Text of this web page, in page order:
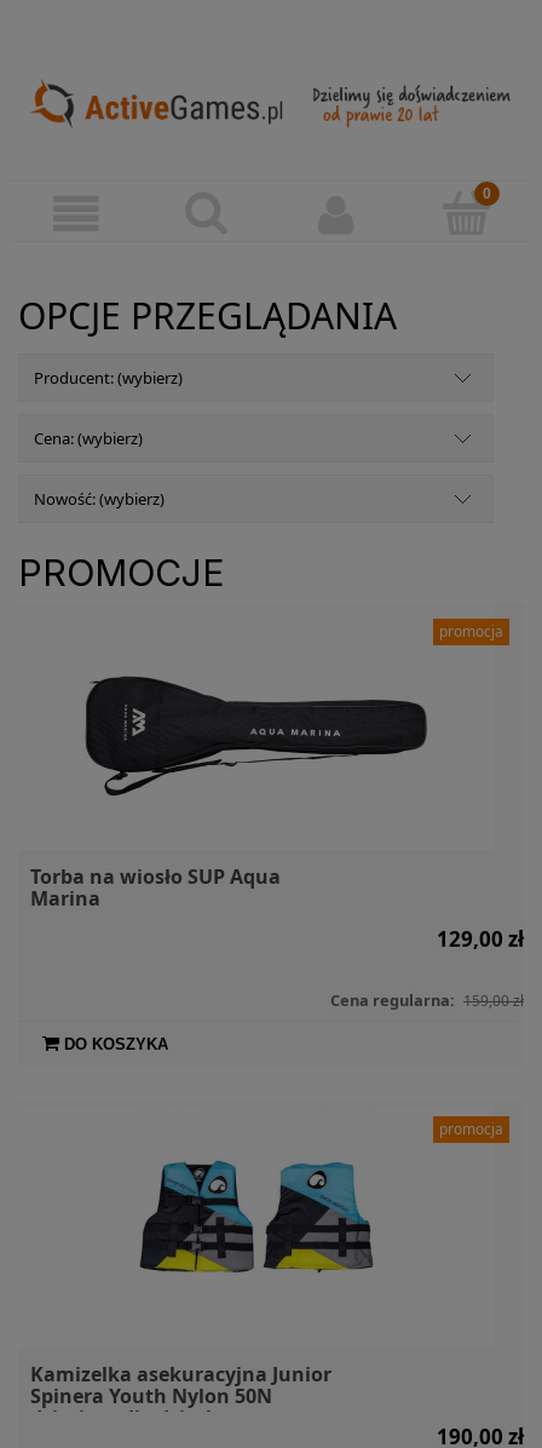
OPCJE PRZEGLĄDANIA
Producent: (wybierz)
Cena: (wybierz)
Nowość: (wybierz)
PROMOCJE
Torba na wiosło SUP Aqua
Marina
129,00 zł
Cena regularna: 159,00 zł
DO KOSZYKA
promocja
Kamizelka asekuracyjna Junior
Spinera Youth Nylon 50N
dziecięca dla dziecka
190,00 zł
promocja